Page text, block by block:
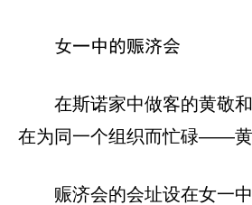
女一中的赈济会
在斯诺家中做客的黄敬
在为同一个组织而忙碌——黄
赈济会的会址设在女一